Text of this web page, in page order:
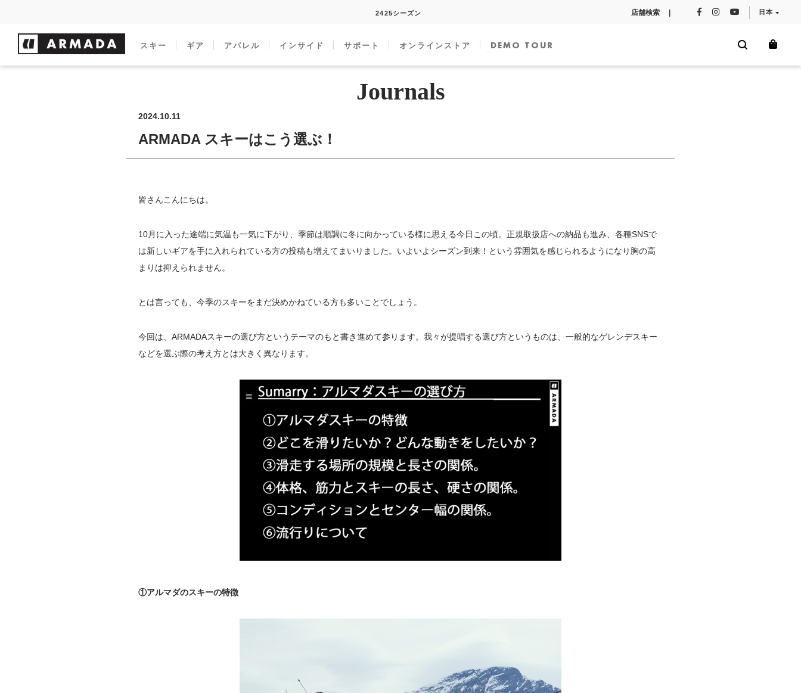
2425シーズン 店舗検索 | 日本
スキー ギア アパレル インサイド サポート オンラインストア DEMO TOUR
Journals
2024.10.11
ARMADA スキーはこう選ぶ！
皆さんこんにちは。
10月に入った途端に気温も一気に下がり、季節は順調に冬に向かっている様に思える今日この頃。正規取扱店への納品も進み、各種SNSで
は新しいギアを手に入れられている方の投稿も増えてまいりました。いよいよシーズン到来！という雰囲気を感じられるようになり胸の高
まりは抑えられません。
とは言っても、今季のスキーをまだ決めかねている方も多いことでしょう。
今回は、ARMADAスキーの選び方というテーマのもと書き進めて参ります。我々が提唱する選び方というものは、一般的なゲレンデスキー
などを選ぶ際の考え方とは大きく異なります。
①アルマダのスキーの特徴